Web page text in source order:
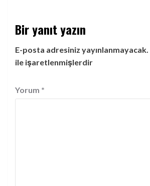
Bir yanıt yazın
E-posta adresiniz yayınlanmayacak.
ile işaretlenmişlerdir
Yorum *